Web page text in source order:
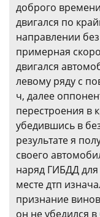
доброго
двигался по
направлении
примерная
двигался
левому ряду с
ч, далее
перестроения в
убедившись в
результате я
своего
наряд ГИБДД для
месте дтп
признание
он не убедился